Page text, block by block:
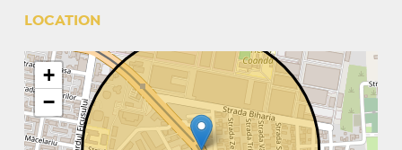
LOCATION
+
−